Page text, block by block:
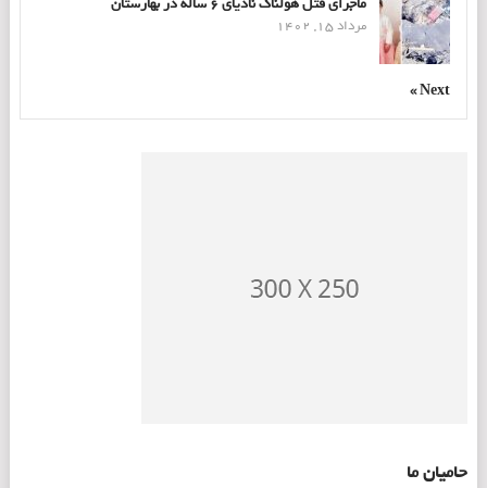
مرداد 15, 1402
Next »
حامیان ما